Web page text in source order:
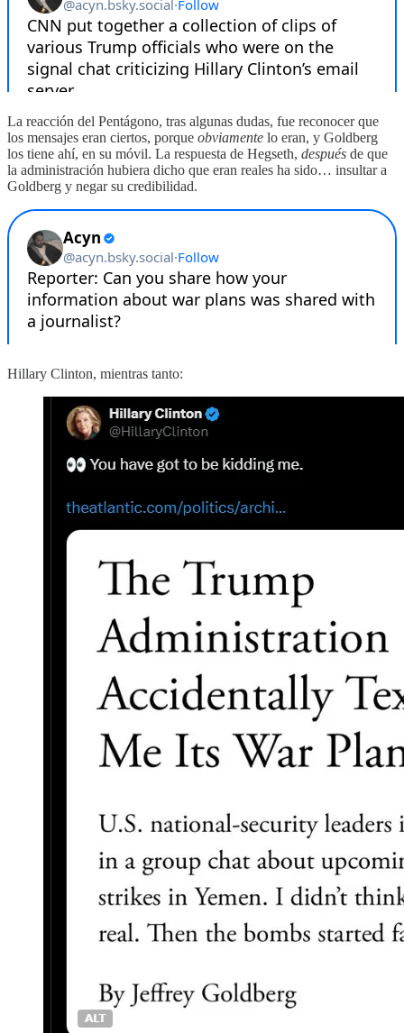
La reacción del Pentágono, tras algunas dudas, fue reconocer que
los mensajes eran ciertos, porque obviamente lo eran, y Goldberg
los tiene ahí, en su móvil. La respuesta de Hegseth, después de que
la administración hubiera dicho que eran reales ha sido… insultar a
Goldberg y negar su credibilidad.
Hillary Clinton, mientras tanto: